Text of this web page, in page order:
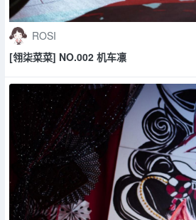
ROSI
[翎柒菜菜] NO.002 机车凛